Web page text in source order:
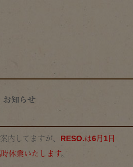
お知らせ
内してますが、 RESO.は6月1日
時休業いたします。